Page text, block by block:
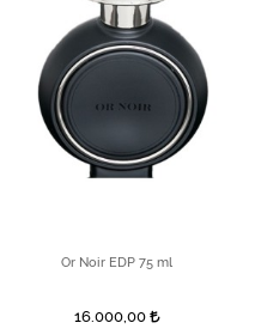
Or Noir EDP 75 ml
16.000,00